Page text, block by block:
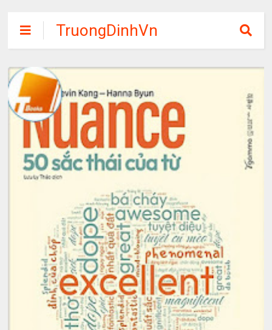
TruongDinhVn
Chia sẽ ebook,
các khóa học,
phần mềm học
tập miễn phí